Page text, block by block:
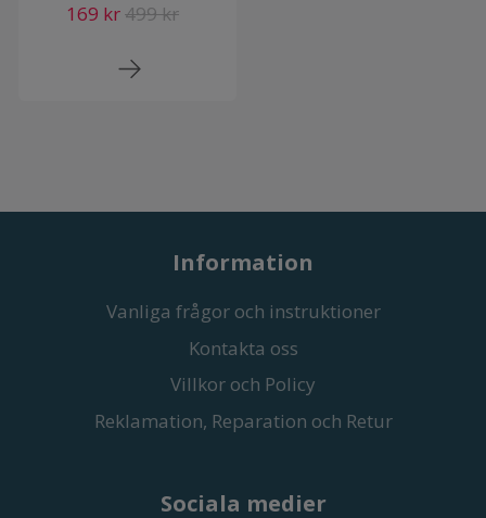
169 kr499 kr
Information
Vanliga frågor och instruktioner
Kontakta oss
Villkor och Policy
Reklamation, Reparation och Retur
Sociala medier